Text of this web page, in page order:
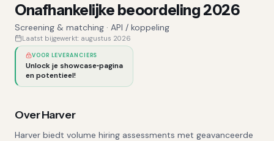
Onafhankelijke beoordeling 2026
Screening & matching · API / koppeling
Laatst bijgewerkt: augustus 2026
VOOR LEVERANCIERS
Unlock je showcase‑pagina
en potentieel!
OverHarver
Harver biedt volume hiring assessments met geavanceerde